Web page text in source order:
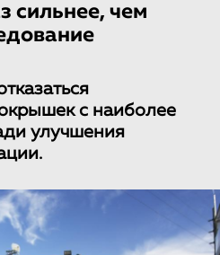
сильнее, чем
с наиболее
улучшения